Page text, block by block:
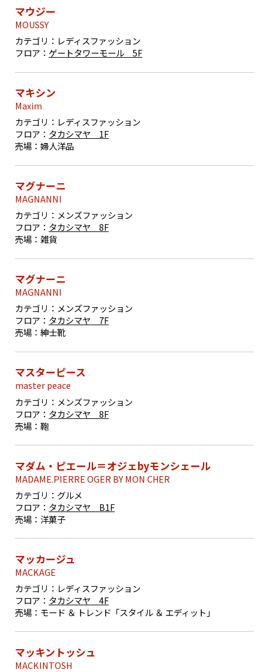
マウジー
MOUSSY
カテゴリ： レディスファッション
フロア： ゲートタワーモール 5F
マキシン
Maxim
カテゴリ： レディスファッション
フロア： タカシマヤ 1F
売場：婦人洋品
マグナーニ
MAGNANNI
カテゴリ： メンズファッション
フロア： タカシマヤ 8F
売場：雑貨
マグナーニ
MAGNANNI
カテゴリ： メンズファッション
フロア： タカシマヤ 7F
売場：紳士靴
マスターピース
master peace
カテゴリ： メンズファッション
フロア： タカシマヤ 8F
売場：鞄
マダム・ピエール＝オジェbyモンシェール
MADAME.PIERRE OGER BY MON CHER
カテゴリ： グルメ
フロア： タカシマヤ B1F
売場： 洋菓子
マッカージュ
MACKAGE
カテゴリ： レディスファッション
フロア： タカシマヤ 4F
売場： モード ＆ トレンド「スタイル ＆ エディット」
マッキントッシュ
MACKINTOSH